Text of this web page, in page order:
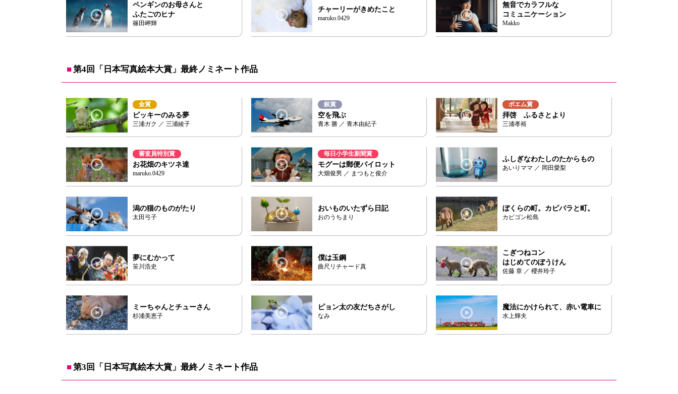
ペンギンのお母さんと
ふたごのヒナ
篠田岬輝
チャーリーがきめたこと
maruko.0429
無音でカラフルな
コミュニケーション
Makko
第4回「日本写真絵本大賞」最終ノミネート作品
金賞
ビッキーのみる夢
三浦ガク ／ 三浦綾子
銀賞
空を飛ぶ
青木 勝 ／ 青木由紀子
ポエム賞
拝啓 ふるさとより
三浦孝裕
審査員特別賞
お花畑のキツネ達
maruko.0429
毎日小学生新聞賞
モグーは郵便パイロット
大畑俊男 ／ まつもと俊介
ふしぎなわたしのたからもの
あいりママ ／ 岡田愛梨
潟の猫のものがたり
太田弓子
おいものいたずら日記
おのうちまり
ぼくらの町。カピバラと町。
カピゴン松島
夢にむかって
笹川浩史
僕は玉鋼
曲尺リチャード真
こぎつねコン
はじめてのぼうけん
佐藤 章 ／ 櫻井玲子
ミーちゃんとチューさん
杉浦美恵子
ピョン太の友だちさがし
なみ
魔法にかけられて、赤い電車に
水上輝夫
第3回「日本写真絵本大賞」最終ノミネート作品